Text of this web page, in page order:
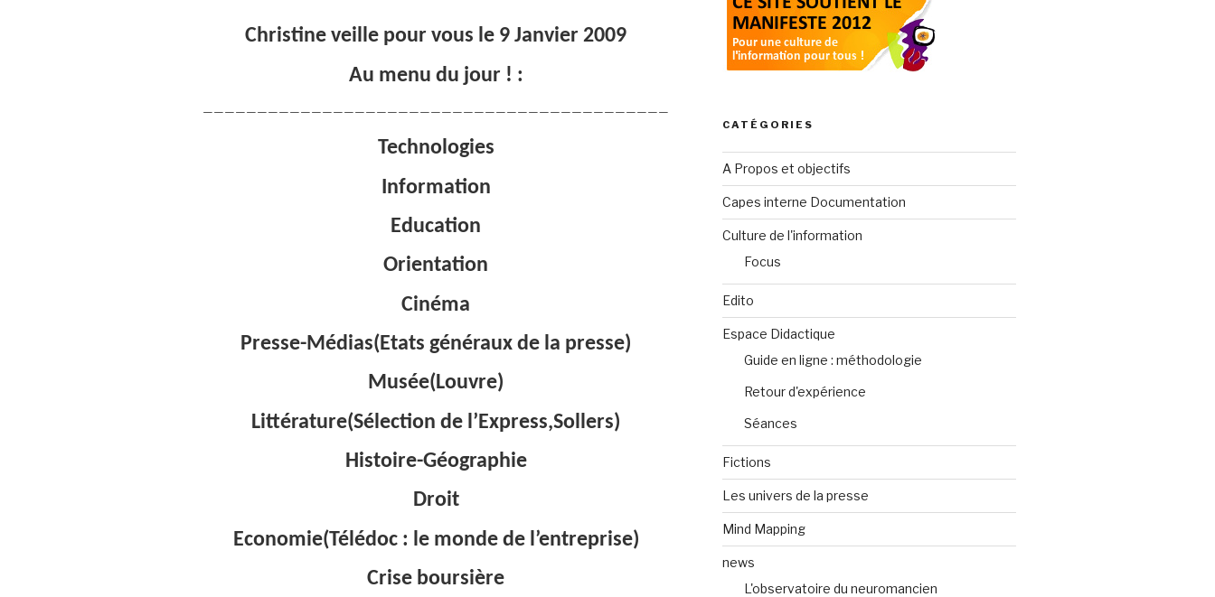
Christine veille pour vous le 9 Janvier 2009
Au menu du jour ! :
———————————————————————————————————————————
Technologies
Information
Education
Orientation
Cinéma
Presse-Médias(Etats généraux de la presse)
Musée(Louvre)
Littérature(Sélection de l’Express,Sollers)
Histoire-Géographie
Droit
Economie(Télédoc : le monde de l’entreprise)
Crise boursière
CATÉGORIES
A Propos et objectifs
Capes interne Documentation
Culture de l'information
Focus
Edito
Espace Didactique
Guide en ligne : méthodologie
Retour d'expérience
Séances
Fictions
Les univers de la presse
Mind Mapping
news
L'observatoire du neuromancien